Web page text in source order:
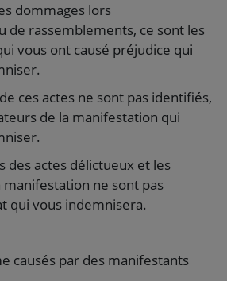
dommages lors
de rassemblements, ce sont les
vous ont causé préjudice qui
ces actes ne sont pas identifiés,
de la manifestation qui
des actes délictueux et les
ne sont pas
qui vous indemnisera.
causés par des manifestants